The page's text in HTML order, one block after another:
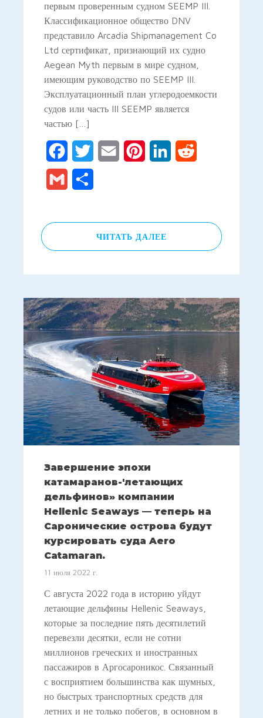
первым проверенным судном SEEMP III.
Классификационное общество DNV
представило Arcadia Shipmanagement Co
Ltd сертификат, признающий их судно
Aegean Myth первым в мире судном,
имеющим руководство по SEEMP III.
Эксплуатационный план углеродоемкости
судов или часть III SEEMP является
частью […]
FacebookTwitter Email PinterestLinkedIn
Gmail
ЧИТАТЬ ДАЛЕЕ
Завершение эпохи
катамаранов-'летающих
дельфинов» компании
Hellenic Seaways — теперь на
Саронические острова будут
курсировать суда Aero
Catamaran.
11 июля 2022 г.
С августа 2022 года в историю уйдут
летающие дельфины Hellenic Seaways,
которые за последние пять десятилетий
перевезли десятки, если не сотни
миллионов греческих и иностранных
пассажиров в Аргосароникос. Связанный
с восприятием большинства как шумных,
но быстрых транспортных средств для
летних и не только побегов, в основном в